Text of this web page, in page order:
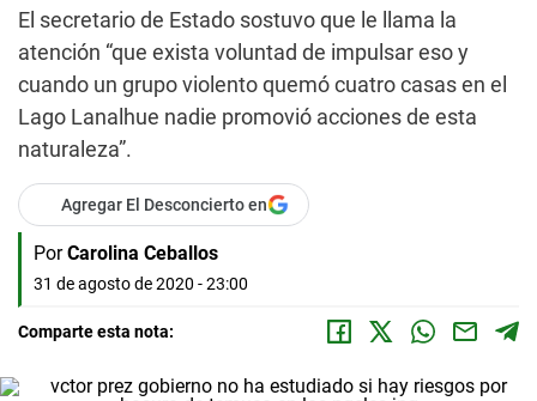
El secretario de Estado sostuvo que le llama la
atención “que exista voluntad de impulsar eso y
cuando un grupo violento quemó cuatro casas en el
Lago Lanalhue nadie promovió acciones de esta
naturaleza”.
Agregar El Desconcierto en
Por Carolina Ceballos
31 de agosto de 2020 - 23:00
Comparte esta nota: